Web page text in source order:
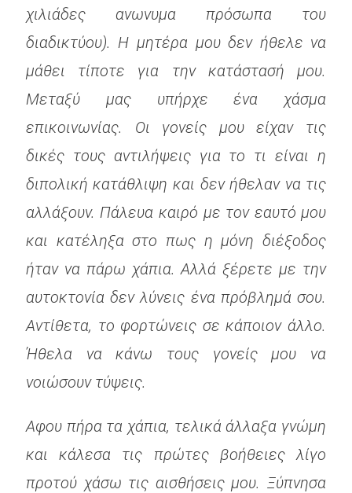
χιλιάδες ανωνυμα πρόσωπα του
διαδικτύου). Η μητέρα μου δεν ήθελε να
μάθει τίποτε για την κατάστασή μου.
Μεταξύ μας υπήρχε ένα χάσμα
επικοινωνίας. Οι γονείς μου είχαν τις
δικές τους αντιλήψεις για το τι είναι η
διπολική κατάθλιψη και δεν ήθελαν να τις
αλλάξουν. Πάλευα καιρό με τον εαυτό μου
και κατέληξα στο πως η μόνη διέξοδος
ήταν να πάρω χάπια. Αλλά ξέρετε με την
αυτοκτονία δεν λύνεις ένα πρόβλημά σου.
Αντίθετα, το φορτώνεις σε κάποιον άλλο.
Ήθελα να κάνω τους γονείς μου να
νοιώσουν τύψεις.
Αφου πήρα τα χάπια, τελικά άλλαξα γνώμη
και κάλεσα τις πρώτες βοήθειες λίγο
προτού χάσω τις αισθήσεις μου. Ξύπνησα